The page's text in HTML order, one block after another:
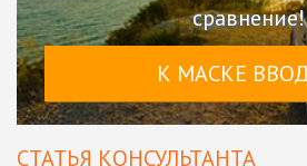
сравнение!
К МАСКЕ
СТАТЬЯ КОНСУЛЬТАНТА